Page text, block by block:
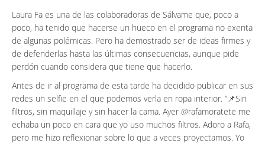
Laura Fa es una de las colaboradoras de Sálvame que, poco a
poco, ha tenido que hacerse un hueco en el programa no exenta
de algunas polémicas. Pero ha demostrado ser de ideas firmes y
de defenderlas hasta las últimas consecuencias, aunque pide
perdón cuando considera que tiene que hacerlo.
Antes de ir al programa de esta tarde ha decidido publicar en sus
redes un selfie en el que podemos verla en ropa interior. “📌Sin
filtros, sin maquillaje y sin hacer la cama. Ayer @rafamoratete me
echaba un poco en cara que yo uso muchos filtros. Adoro a Rafa,
pero me hizo reflexionar sobre lo que a veces proyectamos. Yo